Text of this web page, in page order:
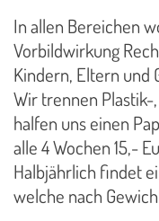
In allen Bereichen
Vorbildwirkung
Kindern, Eltern und
Wir trennen Plastik-
halfen uns einen
alle 4 Wochen 15,-
Halbjährlich findet
welche nach